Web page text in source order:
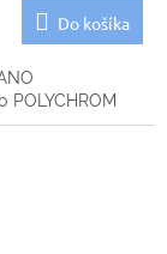
Do košíka
POLYCHROM